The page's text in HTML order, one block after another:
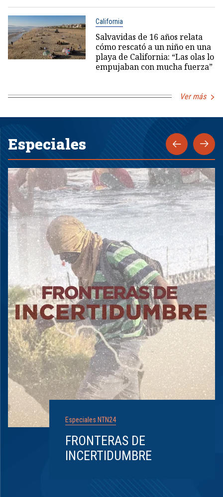
California
Salvavidas de 16 años relata
cómo rescató a un niño en una
playa de California: “Las olas lo
empujaban con mucha fuerza”
Ver más
Especiales
Especiales NTN24
FRONTERAS DE
INCERTIDUMBRE